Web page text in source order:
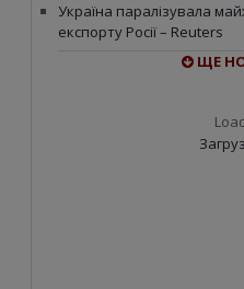
Україна паралізувала
експорту Росії – Reuters
ЩЕ